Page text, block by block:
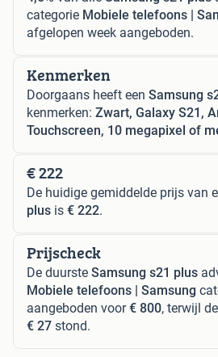
categorie Mobiele telefoons |
afgelopen week aangeboden.
Kenmerken
Doorgaans heeft een Samsung
kenmerken: Zwart, Galaxy S21,
Touchscreen, 10 megapixel of
€ 222
De huidige gemiddelde prijs van
plus is € 222.
Prijscheck
De duurste Samsung s21 plus
Mobiele telefoons | Samsung
aangeboden voor€ 800, terwijl
€ 27 stond.